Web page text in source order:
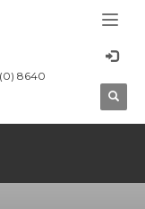
8640